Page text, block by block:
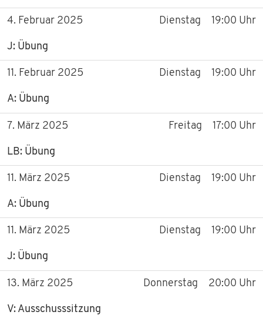
DOWNLOADS
4. Februar 2025
J: Übung
Dienstag 19:00 Uhr
11. Februar 2025
A: Übung
Dienstag 19:00 Uhr
7. März 2025
LB: Übung
Freitag 17:00 Uhr
11. März 2025
A: Übung
Dienstag 19:00 Uhr
11. März 2025
J: Übung
Dienstag 19:00 Uhr
13. März 2025
V: Ausschusssitzung
Donnerstag 20:00 Uhr